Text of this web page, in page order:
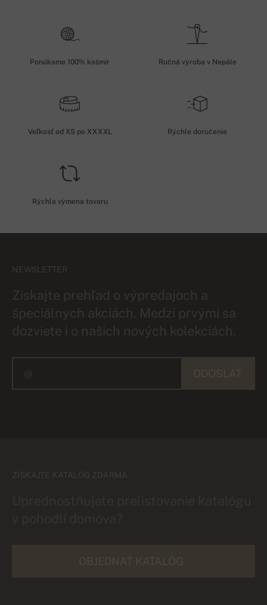
Ponúkame 100% kašmír Ručná výroba v Nepále
Veľkosť od XS po XXXXL Rýchle doručenie
Rýchla výmena tovaru
NEWSLETTER
Získajte prehľad o výpredajoch a
špeciálnych akciách. Medzi prvými sa
dozviete i o našich nových kolekciách.
ZÍSKAJTE KATALÓG ZDARMA